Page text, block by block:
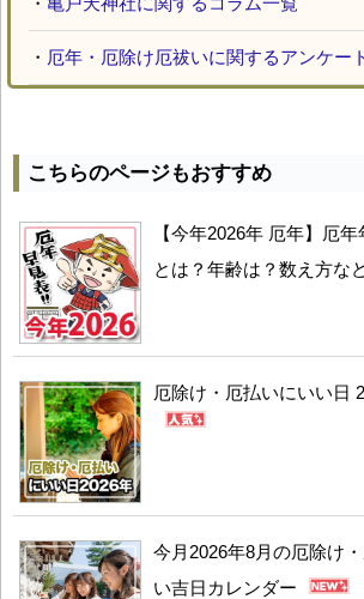
・ 厄年・厄除け厄祓いに関するアンケー
こちらのページもおすすめ
【今年2026年 厄年】厄
とは？年齢は？数え方な
厄除け・厄払いにいい日
今月2026年8月の厄除け
い吉日カレンダー